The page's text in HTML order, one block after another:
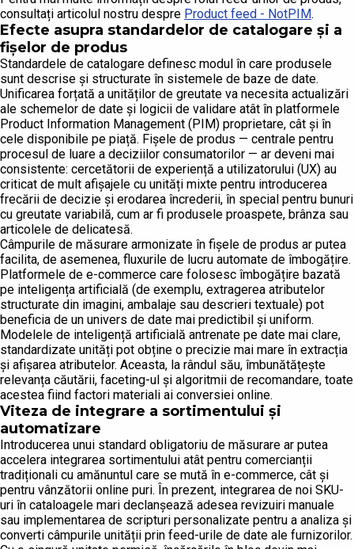
consultați articolul nostru despre Product feed - NotPIM.
Efecte asupra standardelor de catalogare și a
fișelor de produs
Standardele de catalogare definesc modul în care produsele
sunt descrise și structurate în sistemele de baze de date.
Unificarea forțată a unităților de greutate va necesita actualizări
ale schemelor de date și logicii de validare atât în platformele
Product Information Management (PIM) proprietare, cât și în
cele disponibile pe piață. Fișele de produs — centrale pentru
procesul de luare a deciziilor consumatorilor — ar deveni mai
consistente: cercetătorii de experiență a utilizatorului (UX) au
criticat de mult afișajele cu unități mixte pentru introducerea
frecării de decizie și erodarea încrederii, în special pentru bunuri
cu greutate variabilă, cum ar fi produsele proaspete, brânza sau
articolele de delicatesă.
Câmpurile de măsurare armonizate în fișele de produs ar putea
facilita, de asemenea, fluxurile de lucru automate de îmbogățire.
Platformele de e-commerce care folosesc îmbogățire bazată
pe inteligența artificială (de exemplu, extragerea atributelor
structurate din imagini, ambalaje sau descrieri textuale) pot
beneficia de un univers de date mai predictibil și uniform.
Modelele de inteligență artificială antrenate pe date mai clare,
standardizate unități pot obține o precizie mai mare în extracția
și afișarea atributelor. Aceasta, la rândul său, îmbunătățește
relevanța căutării, faceting-ul și algoritmii de recomandare, toate
acestea fiind factori materiali ai conversiei online.
Viteza de integrare a sortimentului și
automatizare
Introducerea unui standard obligatoriu de măsurare ar putea
accelera integrarea sortimentului atât pentru comercianții
tradiționali cu amănuntul care se mută în e-commerce, cât și
pentru vânzătorii online puri. În prezent, integrarea de noi SKU-
uri în cataloagele mari declanșează adesea revizuiri manuale
sau implementarea de scripturi personalizate pentru a analiza și
converti câmpurile unității prin feed-urile de date ale furnizorilor.